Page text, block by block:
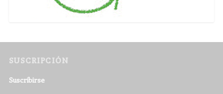
SUSCRIPCIÓN
Suscribirse